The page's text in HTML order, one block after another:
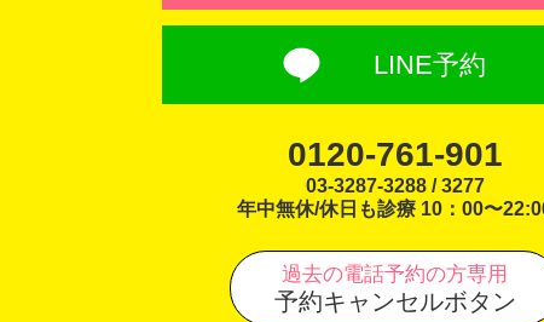
LINE予約
0120-761-901
03-3287-3288 / 3277
年中無休/休日も診療 10：00〜
過去の電話予約の方専用
予約キャンセルボタン